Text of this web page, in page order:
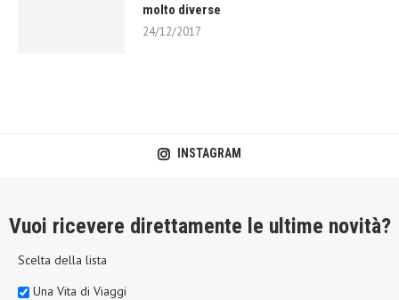
molto diverse
24/12/2017
INSTAGRAM
Vuoi ricevere direttamente le ultime novità?
Scelta della lista
Una Vita di Viaggi